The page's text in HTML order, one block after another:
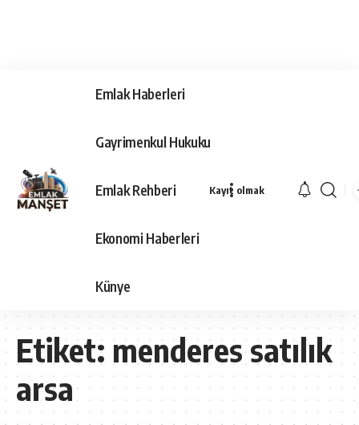
Emlak Haberleri
Gayrimenkul Hukuku
Emlak Rehberi
Ekonomi Haberleri
Künye
Kayıt olmak
Etiket: menderes satılık
arsa